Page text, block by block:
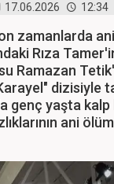
17.06.2026 12:34
zamanlarda
Rıza
Ramazan
dizisiyle
genç yaşta kalp
ani